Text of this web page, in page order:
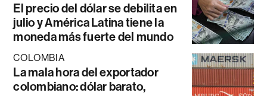
El precio del dólar se debilita en
julio y América Latina tiene la
moneda más fuerte del mundo
COLOMBIA
La mala hora del exportador
colombiano: dólar barato,